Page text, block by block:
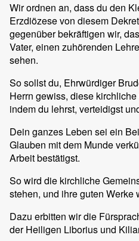
Wir ordnen an, dass du den
Erzdiözese von diesem
gegenüber bekräftigen wir,
Vater, einen zuhörenden
sehen.
So sollst du, Ehrwürdiger
Herrn gewiss, diese
indem du lehrst, verteidigst
Dein ganzes Leben sei ein
Glauben mit dem Munde
Arbeit bestätigst.
So wird die kirchliche
stehen, und ihre guten Werke
Dazu erbitten wir die
der Heiligen Liborius und